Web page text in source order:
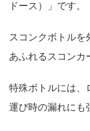
ドース）」です。
スコンクボトルを
あふれるスコンカ
特殊ボトルには、
運び時の漏れにも